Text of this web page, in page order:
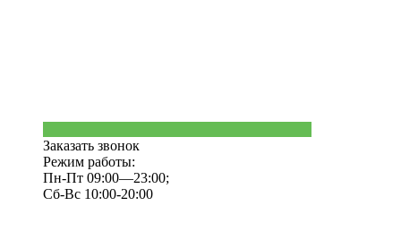
Заказать звонок
Режим работы:
Пн-Пт 09:00—23:00;
Сб-Вс 10:00-20:00